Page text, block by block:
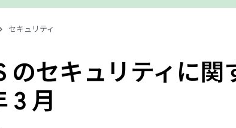
セキュリティ
のセキュリティに関
3 月